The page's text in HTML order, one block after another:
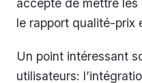
accepte de mettre les
le rapport qualité-prix
Un point intéressant
utilisateurs: